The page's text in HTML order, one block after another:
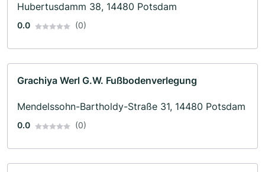
Hubertusdamm 38, 14480 Potsdam
0.0 (0)
Grachiya Werl G.W. Fußbodenverlegung
Mendelssohn-Bartholdy-Straße 31, 14480 Potsdam
0.0 (0)